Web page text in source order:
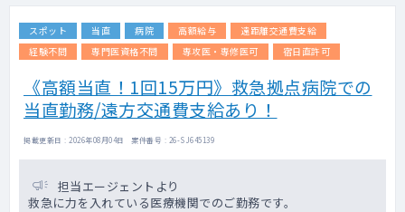
スポット 当直 病院 高額給与
遠距離交通費支給
経験不問
専門医資格不問 専攻医・専修医可 宿日直許可
《高額当直！1回15万円》救急拠点病院での
当直勤務/遠方交通費支給あり！
掲載更新日 : 2026年08月04日 案件番号 : 26-SJ645139
担当エージェントより
救急に力を入れている医療機関でのご勤務です。